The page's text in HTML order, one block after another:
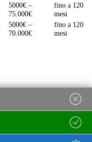
5000€ –
75.000€
fino a 120
mesi
5000€ –
70.000€
fino a 120
mesi